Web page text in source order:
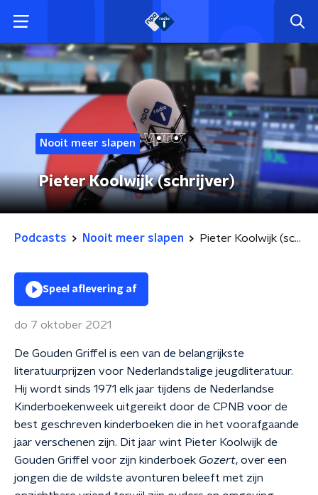
Nooit meer slapen
Pieter Koolwijk (schrijver)
Podcasts Nooit meer slapen Pieter Koolwijk (schrijver)
Speel aflevering af
do 7 oktober 2021
De Gouden Griffel is een van de belangrijkste
literatuurprijzen voor Nederlandstalige jeugdliteratuur.
Hij wordt sinds 1971 elk jaar tijdens de Nederlandse
Kinderboekenweek uitgereikt door de CPNB voor de
best geschreven kinderboeken die in het voorafgaande
jaar verschenen zijn. Dit jaar wint Pieter Koolwijk de
Gouden Griffel voor zijn kinderboek Gozert, over een
jongen die de wildste avonturen beleeft met zijn